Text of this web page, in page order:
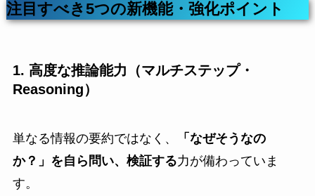
注目すべき5つの新機能・強化ポイント
1. 高度な推論能力（マルチステップ・
Reasoning）
単なる情報の要約ではなく、
「なぜそうなの
か？」を自ら問い、検証する力が備わっていま
す。